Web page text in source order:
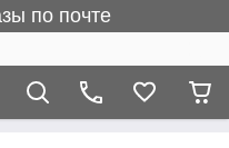
по почте